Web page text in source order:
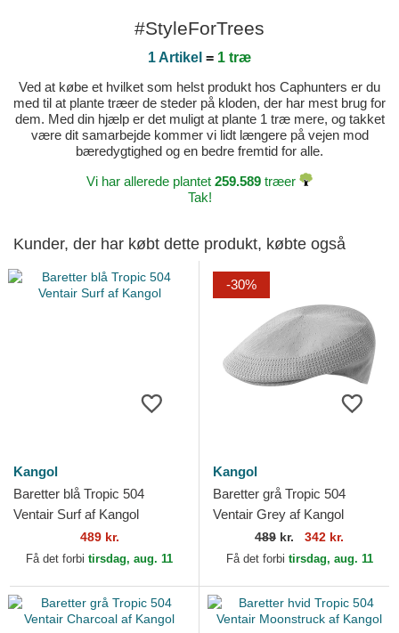
#StyleForTrees
1 Artikel = 1 træ
Ved at købe et hvilket som helst produkt hos Caphunters er du
med til at plante træer de steder på kloden, der har mest brug for
dem. Med din hjælp er det muligt at plante 1 træ mere, og takket
være dit samarbejde kommer vi lidt længere på vejen mod
bæredygtighed og en bedre fremtid for alle.
Vi har allerede plantet 259.589 træer
Tak!
Kunder, der har købt dette produkt, købte også
Kangol
Baretter blå Tropic 504
Ventair Surf af Kangol
489 kr.
Få det forbi tirsdag, aug. 11
-30%
Kangol
Baretter grå Tropic 504
Ventair Grey af Kangol
489 kr. 342 kr.
Få det forbi tirsdag, aug. 11